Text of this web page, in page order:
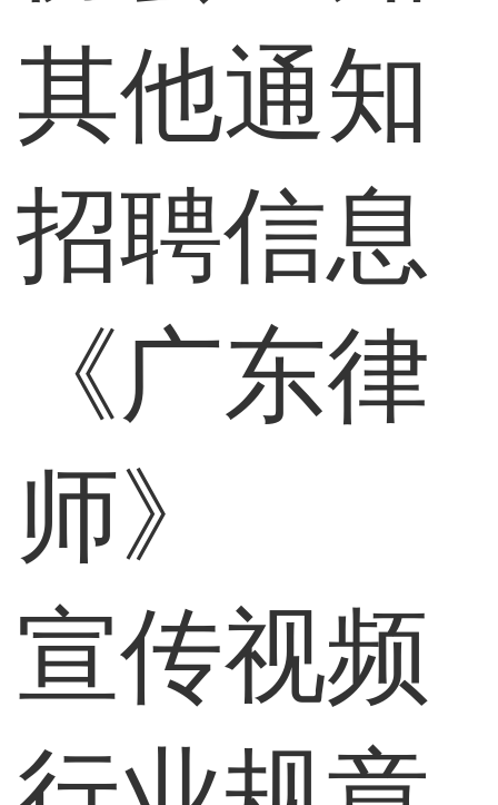
其他通知
招聘信息
《广东律
师》
宣传视频